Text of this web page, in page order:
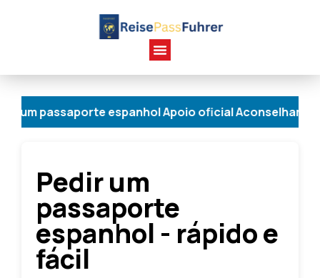
espanhol Apoio oficial Aconselhamento
Pedir um
passaporte
espanhol - rápido e
fácil